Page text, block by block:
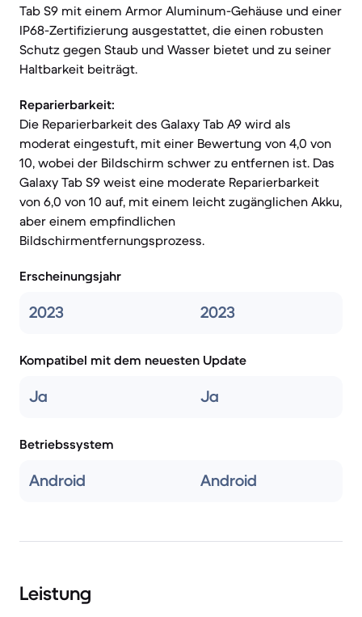
Tab S9 mit einem Armor Aluminum-Gehäuse und einer
IP68-Zertifizierung ausgestattet, die einen robusten
Schutz gegen Staub und Wasser bietet und zu seiner
Haltbarkeit beiträgt.
Reparierbarkeit:
Die Reparierbarkeit des Galaxy Tab A9 wird als
moderat eingestuft, mit einer Bewertung von 4,0 von
10, wobei der Bildschirm schwer zu entfernen ist. Das
Galaxy Tab S9 weist eine moderate Reparierbarkeit
von 6,0 von 10 auf, mit einem leicht zugänglichen Akku,
aber einem empfindlichen
Bildschirmentfernungsprozess.
Erscheinungsjahr
2023 2023
Kompatibel mit dem neuesten Update
Ja Ja
Betriebssystem
Android Android
Leistung